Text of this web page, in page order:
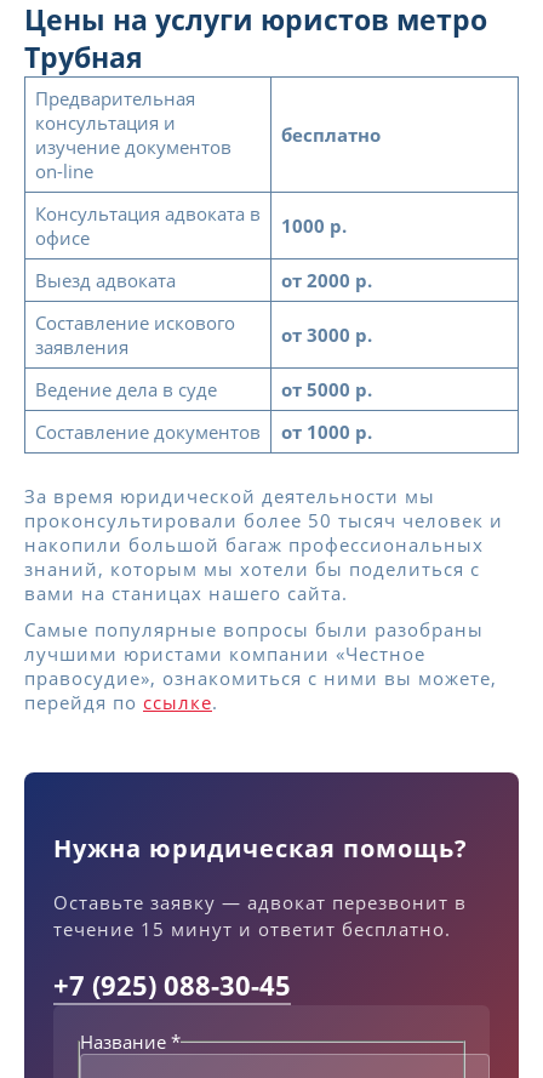
Цены на услуги юристов метро
Трубная
Предварительная
консультация и
изучение документов
on-line
бесплатно
Консультация адвоката в
офисе
1000 р.
Выезд адвоката
от 2000 р.
Составление искового
заявления
от 3000 р.
Ведение дела в суде
от 5000 р.
Составление документов
от 1000 р.
За время юридической деятельности мы
проконсультировали более 50 тысяч человек и
накопили большой багаж профессиональных
знаний, которым мы хотели бы поделиться с
вами на станицах нашего сайта.
Самые популярные вопросы были разобраны
лучшими юристами компании «Честное
правосудие», ознакомиться с ними вы можете,
перейдя по ссылке.
Нужна юридическая помощь?
Оставьте заявку — адвокат перезвонит в
течение 15 минут и ответит бесплатно.
+7 (925) 088-30-45
Название *